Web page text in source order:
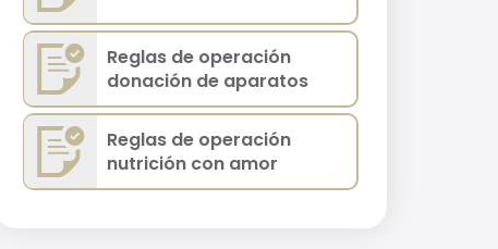
Reglas de operación
donación de aparatos
Reglas de operación
nutrición con amor